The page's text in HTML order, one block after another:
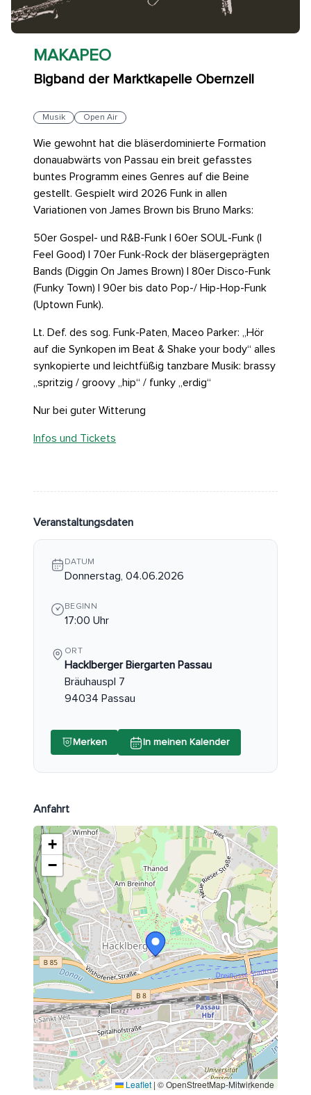
MAKAPEO
Bigband der Marktkapelle Obernzell
Musik Open Air
Wie gewohnt hat die bläserdominierte Formation
donauabwärts von Passau ein breit gefasstes
buntes Programm eines Genres auf die Beine
gestellt. Gespielt wird 2026 Funk in allen
Variationen von James Brown bis Bruno Marks:
50er Gospel- und R&B-Funk | 60er SOUL-Funk (I
Feel Good) | 70er Funk-Rock der bläsergeprägten
Bands (Diggin On James Brown) | 80er Disco-Funk
(Funky Town) | 90er bis dato Pop-/ Hip-Hop-Funk
(Uptown Funk).
Lt. Def. des sog. Funk-Paten, Maceo Parker: „Hör
auf die Synkopen im Beat & Shake your body“ alles
synkopierte und leichtfüßig tanzbare Musik: brassy
„spritzig / groovy „hip“ / funky „erdig“
Nur bei guter Witterung
Infos und Tickets
Veranstaltungsdaten
DATUM
Donnerstag, 04.06.2026
BEGINN
17:00 Uhr
ORT
Hacklberger Biergarten Passau
Bräuhauspl 7
94034 Passau
Merken In meinen Kalender
Anfahrt
+
−
Leaflet | © OpenStreetMap-Mitwirkende